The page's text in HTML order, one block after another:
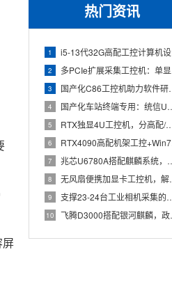
热门资讯
1 i5-13代32G高配工控计算机设备，智能制造工位整机显示成
2 多PCIe扩展采集工控机：单显卡+多路采集卡高性价比方案
3 国产化C86工控机助力软件研发：从需求分析到落地部署
4 国产化车站终端专用：统信UOS兆芯八核嵌入式轨交工控机落地方
5 RTX独显4U工控机，分高配/低配适配无人机作业全场景
6 RTX4090高配机架工控+Win7加固笔记本，航空测控硬件
7 兆芯U6780A搭配麒麟系统，国产化工控机赋能航站楼航显调度
8 无风扇便携加显卡工控机，解决户外高波特率串口采集难题
9 支撑23-24台工业相机采集的高配置工控机解决方案推荐
10 飞腾D3000搭配银河麒麟，政务办公国产飞腾工控机落地方案
屏